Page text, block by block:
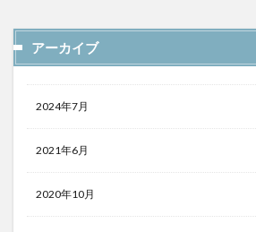
アーカイブ
2024年7月
2021年6月
2020年10月